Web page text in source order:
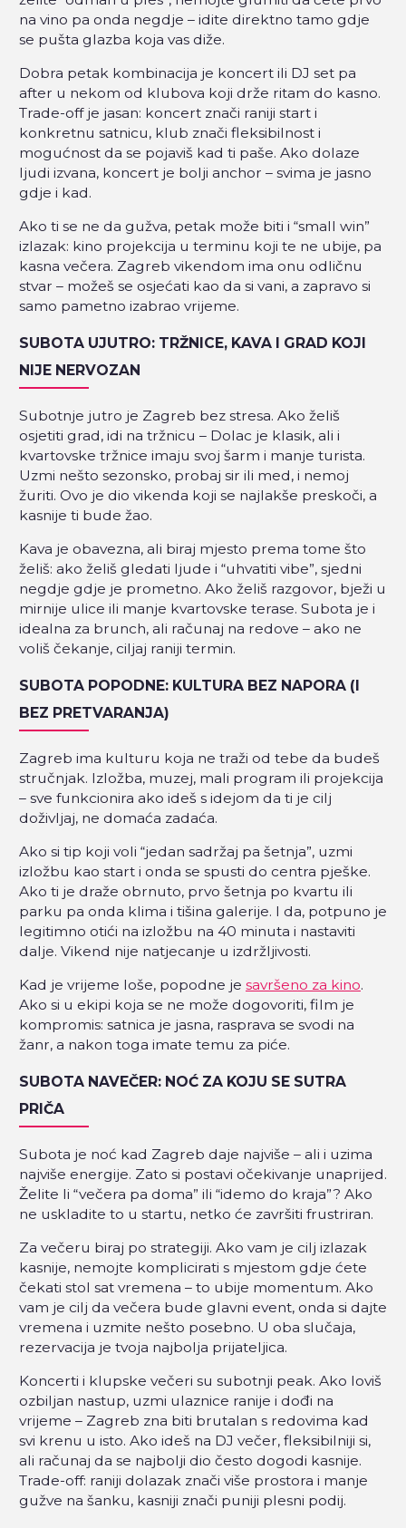
na vino pa onda negdje – idite direktno tamo gdje
se pušta glazba koja vas diže.
Dobra petak kombinacija je koncert ili DJ set pa
after u nekom od klubova koji drže ritam do kasno.
Trade-off je jasan: koncert znači raniji start i
konkretnu satnicu, klub znači fleksibilnost i
mogućnost da se pojaviš kad ti paše. Ako dolaze
ljudi izvana, koncert je bolji anchor – svima je jasno
gdje i kad.
Ako ti se ne da gužva, petak može biti i “small win”
izlazak: kino projekcija u terminu koji te ne ubije, pa
kasna večera. Zagreb vikendom ima onu odličnu
stvar – možeš se osjećati kao da si vani, a zapravo si
samo pametno izabrao vrijeme.
SUBOTA UJUTRO: TRŽNICE, KAVA I GRAD KOJI
NIJE NERVOZAN
Subotnje jutro je Zagreb bez stresa. Ako želiš
osjetiti grad, idi na tržnicu – Dolac je klasik, ali i
kvartovske tržnice imaju svoj šarm i manje turista.
Uzmi nešto sezonsko, probaj sir ili med, i nemoj
žuriti. Ovo je dio vikenda koji se najlakše preskoči, a
kasnije ti bude žao.
Kava je obavezna, ali biraj mjesto prema tome što
želiš: ako želiš gledati ljude i “uhvatiti vibe”, sjedni
negdje gdje je prometno. Ako želiš razgovor, bježi u
mirnije ulice ili manje kvartovske terase. Subota je i
idealna za brunch, ali računaj na redove – ako ne
voliš čekanje, ciljaj raniji termin.
SUBOTA POPODNE: KULTURA BEZ NAPORA (I
BEZ PRETVARANJA)
Zagreb ima kulturu koja ne traži od tebe da budeš
stručnjak. Izložba, muzej, mali program ili projekcija
– sve funkcionira ako ideš s idejom da ti je cilj
doživljaj, ne domaća zadaća.
Ako si tip koji voli “jedan sadržaj pa šetnja”, uzmi
izložbu kao start i onda se spusti do centra pješke.
Ako ti je draže obrnuto, prvo šetnja po kvartu ili
parku pa onda klima i tišina galerije. I da, potpuno je
legitimno otići na izložbu na 40 minuta i nastaviti
dalje. Vikend nije natjecanje u izdržljivosti.
Kad je vrijeme loše, popodne je savršeno za kino.
Ako si u ekipi koja se ne može dogovoriti, film je
kompromis: satnica je jasna, rasprava se svodi na
žanr, a nakon toga imate temu za piće.
SUBOTA NAVEČER: NOĆ ZA KOJU SE SUTRA
PRIČA
Subota je noć kad Zagreb daje najviše – ali i uzima
najviše energije. Zato si postavi očekivanje unaprijed.
Želite li “večera pa doma” ili “idemo do kraja”? Ako
ne uskladite to u startu, netko će završiti frustriran.
Za večeru biraj po strategiji. Ako vam je cilj izlazak
kasnije, nemojte komplicirati s mjestom gdje ćete
čekati stol sat vremena – to ubije momentum. Ako
vam je cilj da večera bude glavni event, onda si dajte
vremena i uzmite nešto posebno. U oba slučaja,
rezervacija je tvoja najbolja prijateljica.
Koncerti i klupske večeri su subotnji peak. Ako loviš
ozbiljan nastup, uzmi ulaznice ranije i dođi na
vrijeme – Zagreb zna biti brutalan s redovima kad
svi krenu u isto. Ako ideš na DJ večer, fleksibilniji si,
ali računaj da se najbolji dio često dogodi kasnije.
Trade-off: raniji dolazak znači više prostora i manje
gužve na šanku, kasniji znači puniji plesni podij.